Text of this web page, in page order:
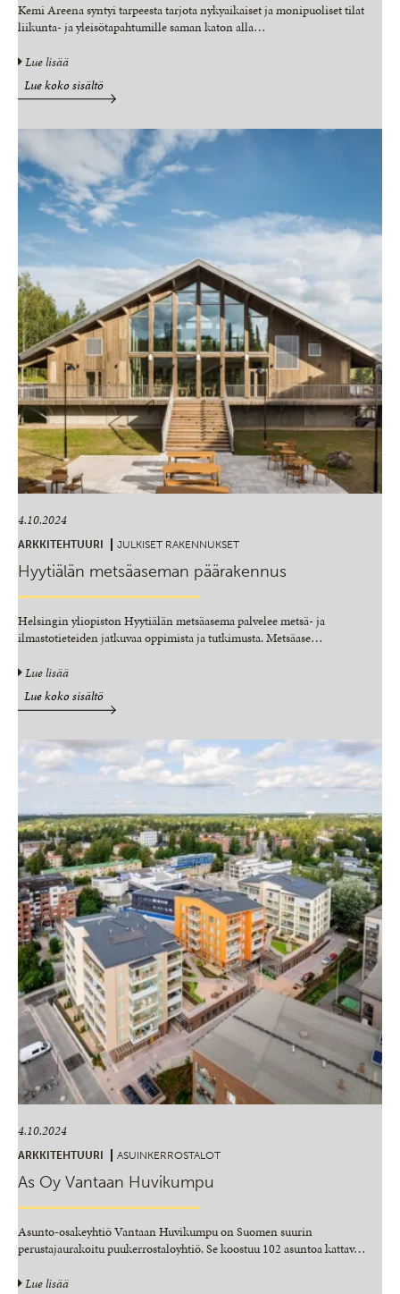
Kemi Areena syntyi tarpeesta tarjota nykyaikaiset ja monipuoliset tilat
liikunta- ja yleisötapahtumille saman katon alla…
Lue lisää
Lue koko sisältö
4.10.2024
ARKKITEHTUURI JULKISET RAKENNUKSET
Hyytiälän metsäaseman päärakennus
Helsingin yliopiston Hyytiälän metsäasema palvelee metsä- ja
ilmastotieteiden jatkuvaa oppimista ja tutkimusta. Metsäase…
Lue lisää
Lue koko sisältö
4.10.2024
ARKKITEHTUURI ASUINKERROSTALOT
As Oy Vantaan Huvikumpu
Asunto-osakeyhtiö Vantaan Huvikumpu on Suomen suurin
perustajaurakoitu puukerrostaloyhtiö. Se koostuu 102 asuntoa kattav…
Lue lisää